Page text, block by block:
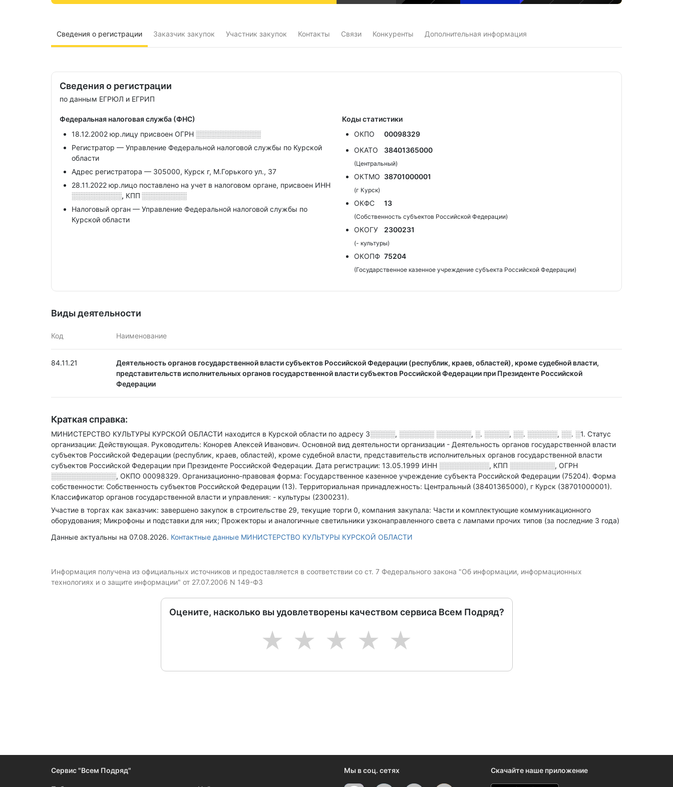
Сведения о регистрации Заказчик закупок Участник закупок Контакты Связи Конкуренты Дополнительная информация
Сведения о регистрации
по данным ЕГРЮЛ и ЕГРИП
Федеральная налоговая служба (ФНС)
18.12.2002 юр.лицу присвоен ОГРН ░░░░░░░░░░░░░
Регистратор — Управление Федеральной налоговой службы по Курской
области
Адрес регистратора — 305000, Курск г, М.Горького ул., 37
28.11.2022 юр.лицо поставлено на учет в налоговом органе, присвоен ИНН
░░░░░░░░░░, КПП ░░░░░░░░░
Налоговый орган — Управление Федеральной налоговой службы по
Курской области
Коды статистики
ОКПО
00098329
ОКАТО
38401365000
(Центральный)
ОКТМО 38701000001
(г Курск)
ОКФС 13
(Собственность субъектов Российской Федерации)
ОКОГУ 2300231
(- культуры)
ОКОПФ 75204
(Государственное казенное учреждение субъекта Российской Федерации)
Виды деятельности
Код Наименование
84.11.21
Деятельность органов государственной власти субъектов Российской Федерации (республик, краев, областей), кроме судебной власти,
представительств исполнительных органов государственной власти субъектов Российской Федерации при Президенте Российской
Федерации
Краткая справка:
МИНИСТЕРСТВО КУЛЬТУРЫ КУРСКОЙ ОБЛАСТИ находится в Курской области по адресу 3░░░░░, ░░░░░░░ ░░░░░░░, ░. ░░░░░, ░░. ░░░░░░, ░░. ░1. Статус
организации: Действующая. Руководитель: Конорев Алексей Иванович. Основной вид деятельности организации - Деятельность органов государственной власти
субъектов Российской Федерации (республик, краев, областей), кроме судебной власти, представительств исполнительных органов государственной власти
субъектов Российской Федерации при Президенте Российской Федерации. Дата регистрации: 13.05.1999 ИНН ░░░░░░░░░░, КПП ░░░░░░░░░, ОГРН
░░░░░░░░░░░░░, ОКПО 00098329. Организационно-правовая форма: Государственное казенное учреждение субъекта Российской Федерации (75204). Форма
собственности: Собственность субъектов Российской Федерации (13). Территориальная принадлежность: Центральный (38401365000), г Курск (38701000001).
Классификатор органов государственной власти и управления: - культуры (2300231).
Участие в торгах как заказчик: завершено закупок в строительстве 29, текущие торги 0, компания закупала: Части и комплектующие коммуникационного
оборудования; Микрофоны и подставки для них; Прожекторы и аналогичные светильники узконаправленного света с лампами прочих типов (за последние 3 года)
Данные актуальны на 07.08.2026. Контактные данные МИНИСТЕРСТВО КУЛЬТУРЫ КУРСКОЙ ОБЛАСТИ
Информация получена из официальных источников и предоставляется в соответствии со ст. 7 Федерального закона "Об информации, информационных
технологиях и о защите информации" от 27.07.2006 N 149-ФЗ
Оцените, насколько вы удовлетворены качеством сервиса Всем Подряд?
5
4
3
2
1
Сервис "Всем Подряд" Мы в соц. сетях Скачайте наше приложение